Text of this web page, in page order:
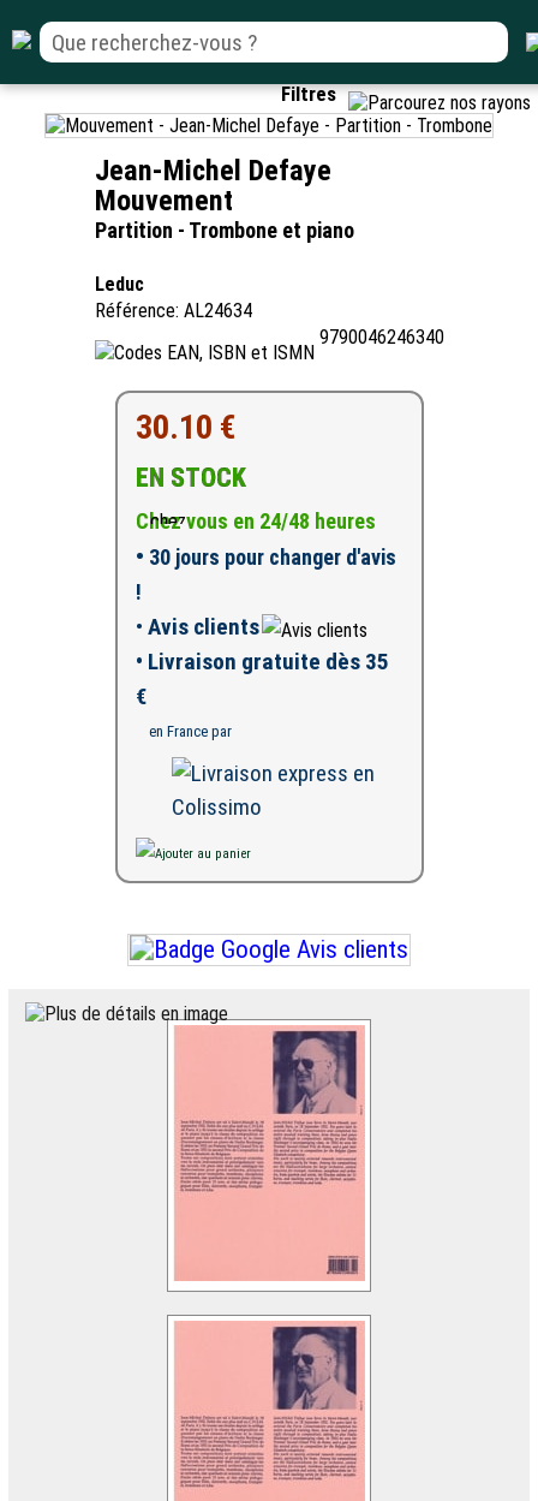
Filtres
Jean-Michel Defaye
Mouvement
Partition - Trombone et piano
Leduc
Référence: AL24634
9790046246340
30.10 €
EN STOCK
Chez vous en 24/48 heures
• 30 jours pour changer d'avis
!
• Avis clients
• Livraison gratuite dès 35
€
en France par